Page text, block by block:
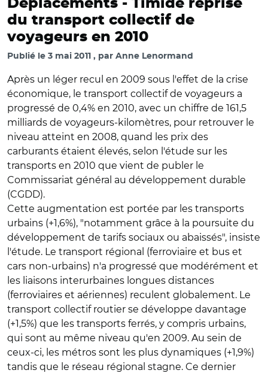
Déplacements - Timide reprise
du transport collectif de
voyageurs en 2010
Publié le 3 mai 2011 par Anne Lenormand
Après un léger recul en 2009 sous l'effet de la crise
économique, le transport collectif de voyageurs a
progressé de 0,4% en 2010, avec un chiffre de 161,5
milliards de voyageurs-kilomètres, pour retrouver le
niveau atteint en 2008, quand les prix des
carburants étaient élevés, selon l'étude sur les
transports en 2010 que vient de publer le
Commissariat général au développement durable
(CGDD).
Cette augmentation est portée par les transports
urbains (+1,6%), "notamment grâce à la poursuite du
développement de tarifs sociaux ou abaissés", insiste
l'étude. Le transport régional (ferroviaire et bus et
cars non-urbains) n'a progressé que modérément et
les liaisons interurbaines longues distances
(ferroviaires et aériennes) reculent globalement. Le
transport collectif routier se développe davantage
(+1,5%) que les transports ferrés, y compris urbains,
qui sont au même niveau qu'en 2009. Au sein de
ceux-ci, les métros sont les plus dynamiques (+1,9%)
tandis que le réseau régional stagne. Ce dernier